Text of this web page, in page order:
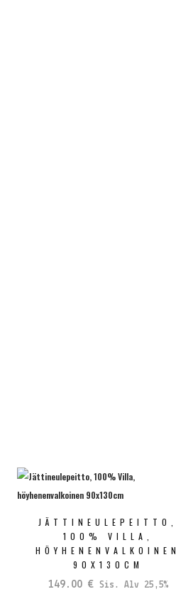
JÄTTINEULEPEITTO,
100% VILLA,
HÖYHENENVALKOINEN
90X130CM
149.00 € Sis. Alv 25,5%